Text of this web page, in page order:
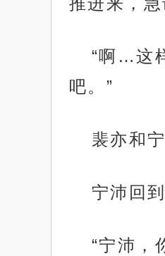
“啊…这
吧。”
裴亦和
宁沛回
“宁沛，